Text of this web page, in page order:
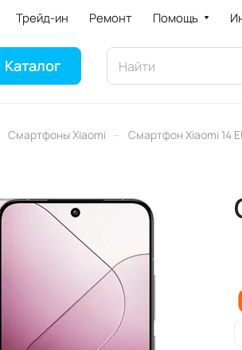
Трейд-ин Ремонт Помощь
Каталог
Смартфоны Xiaomi – Смартфон Xiaomi 14